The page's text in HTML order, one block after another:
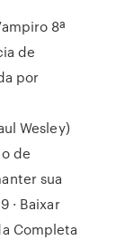
8ª
de
por
Wesley)
de
sua
· Baixar
Completa